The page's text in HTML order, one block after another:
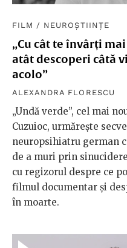
FILM / NEUROȘTIINȚE
„Cu cât te învârți
atât descoperi câtă
acolo”
ALEXANDRA FLORESCU
„Undă verde”, cel mai
Cuzuioc, urmărește
neuropsihiatru german
de a muri prin
cu regizorul despre ce
filmul documentar și
în moarte.